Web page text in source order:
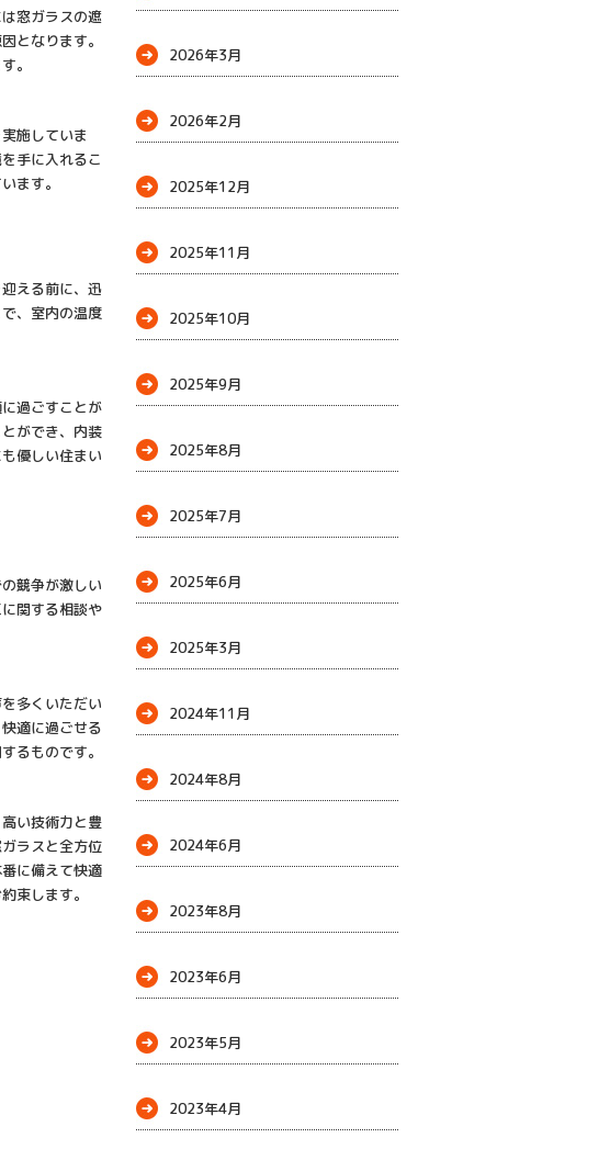
窓ガラスの遮
となります。
。
施していま
手に入れるこ
ます。
える前に、迅
、室内の温度
過ごすことが
ができ、内装
優しい住まい
競争が激しい
関する相談や
多くいただい
適に過ごせる
るものです。
い技術力と豊
ラスと全方位
に備えて快適
束します。
2026年3月
2026年2月
2025年12月
2025年11月
2025年10月
2025年9月
2025年8月
2025年7月
2025年6月
2025年3月
2024年11月
2024年8月
2024年6月
2023年8月
2023年6月
2023年5月
2023年4月